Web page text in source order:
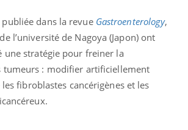
dans la revue Gastroenterology,
l’université de Nagoya (Japon) ont
une stratégie pour freiner la
tumeurs : modifier artificiellement
fibroblastes cancérigènes et les